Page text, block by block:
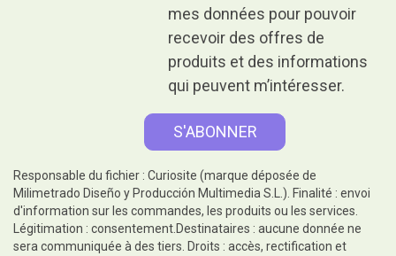
mes données pour pouvoir
recevoir des offres de
produits et des informations
qui peuvent m’intéresser.
Responsable du fichier : Curiosite (marque déposée de
Milimetrado Diseño y Producción Multimedia S.L.). Finalité : envoi
d'information sur les commandes, les produits ou les services.
Légitimation : consentement.Destinataires : aucune donnée ne
sera communiquée à des tiers. Droits : accès, rectification et